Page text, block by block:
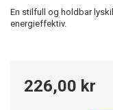
En stilfull og holdbar
energieffektiv.
226,00 kr